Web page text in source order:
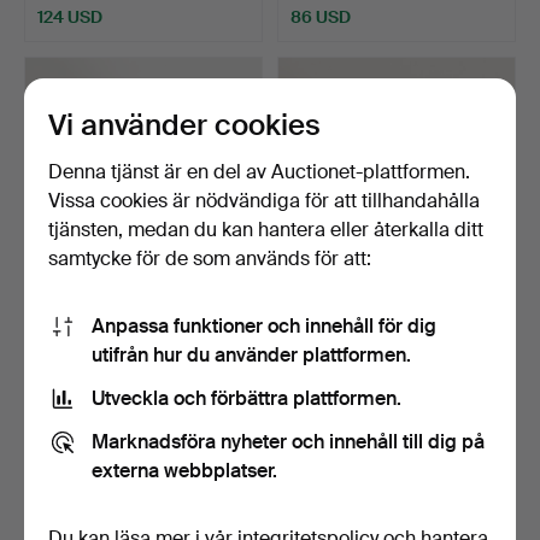
124 USD 86 USD
ARNE JACOBSEN.
”Stadshuset”, ett
armbandsu…
Klubbades 27 nov 2025
6 bud
Damarmbandsur med
klockfodral på 14 kt. gu…
Klubbades 24 nov 2025
2 bud
Vi använder cookies
Denna tjänst är en del av Auctionet-plattformen.
Vissa cookies är nödvändiga för att tillhandahålla
tjänsten, medan du kan hantera eller återkalla ditt
samtycke för de som används för att:
Anpassa funktioner och innehåll för dig
utifrån hur du använder plattformen.
Utveckla och förbättra plattformen.
Marknadsföra nyheter och innehåll till dig på
externa webbplatser.